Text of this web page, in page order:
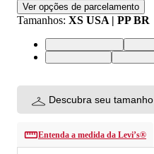
Ver opções de parcelamento
Tamanhos: XS USA | PP BR
Descubra seu tamanho
Entenda a medida da Levi’s®